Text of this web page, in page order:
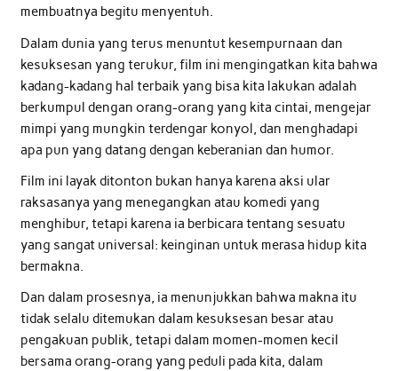
membuatnya begitu menyentuh.
Dalam dunia yang terus menuntut kesempurnaan dan
kesuksesan yang terukur, film ini mengingatkan kita bahwa
kadang-kadang hal terbaik yang bisa kita lakukan adalah
berkumpul dengan orang-orang yang kita cintai, mengejar
mimpi yang mungkin terdengar konyol, dan menghadapi
apa pun yang datang dengan keberanian dan humor.
Film ini layak ditonton bukan hanya karena aksi ular
raksasanya yang menegangkan atau komedi yang
menghibur, tetapi karena ia berbicara tentang sesuatu
yang sangat universal: keinginan untuk merasa hidup kita
bermakna.
Dan dalam prosesnya, ia menunjukkan bahwa makna itu
tidak selalu ditemukan dalam kesuksesan besar atau
pengakuan publik, tetapi dalam momen-momen kecil
bersama orang-orang yang peduli pada kita, dalam